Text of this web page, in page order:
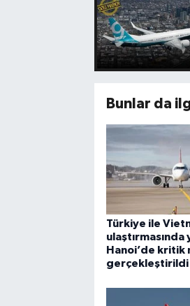
Bunlar da
Türkiye ile
Hanoi’de
gerçekleştirildi